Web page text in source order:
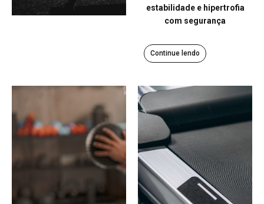
estabilidade e hipertrofia
com segurança
Continue lendo